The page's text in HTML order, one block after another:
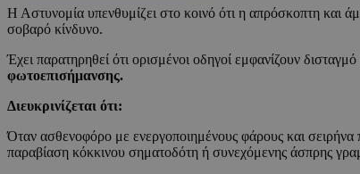
Η Αστυνομία υπενθυμίζει στο κοινό ότι η απρόσκοπτη και
σοβαρό κίνδυνο.
Έχει παρατηρηθεί ότι ορισμένοι οδηγοί εμφανίζουν
φωτοεπισήμανσης.
Διευκρινίζεται ότι:
Όταν ασθενοφόρο με ενεργοποιημένους φάρους και
παραβίαση κόκκινου σηματοδότη ή συνεχόμενης άσπρης